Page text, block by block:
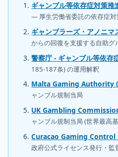
ギャンブル等依存症対策推
— 厚生労働省委託の依存症
ギャンブラーズ・アノニマ
からの回復を支援する自助グ
警察庁 - ギャンブル等依存
185-187条) の運用解釈
Malta Gaming Authority
ャンブル規制当局
UK Gambling
ャンブル規制当局 (世界最高
Curacao Gaming Control
政府公式ライセンス発行・監